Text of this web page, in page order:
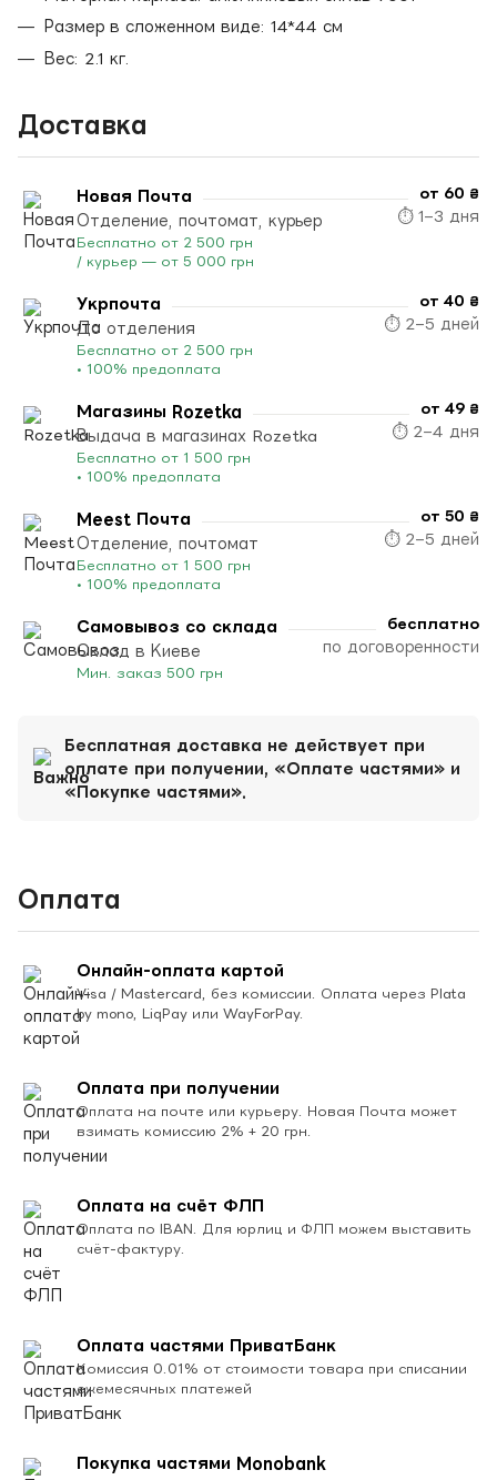
Размер в сложенном виде: 14*44 см
Вес: 2.1 кг.
Доставка
Новая Почта
Отделение, почтомат, курьер
Бесплатно от 2 500 грн
/ курьер — от 5 000 грн
от 60 ₴
⏱ 1–3 дня
Укрпочта
До отделения
Бесплатно от 2 500 грн
• 100% предоплата
от 40 ₴
⏱ 2–5 дней
Магазины Rozetka
Выдача в магазинах Rozetka
Бесплатно от 1 500 грн
• 100% предоплата
от 49 ₴
⏱ 2–4 дня
Meest Почта
Отделение, почтомат
Бесплатно от 1 500 грн
• 100% предоплата
от 50 ₴
⏱ 2–5 дней
Самовывоз со склада
Склад в Киеве
Мин. заказ 500 грн
бесплатно
по договоренности
Бесплатная доставка не действует при
оплате при получении, «Оплате частями» и
«Покупке частями».
Оплата
Онлайн-оплата картой
Visa / Mastercard, без комиссии. Оплата через Plata
by mono, LiqPay или WayForPay.
Оплата при получении
Оплата на почте или курьеру. Новая Почта может
взимать комиссию 2% + 20 грн.
Оплата на счёт ФЛП
Оплата по IBAN. Для юрлиц и ФЛП можем выставить
счёт-фактуру.
Оплата частями ПриватБанк
Комиссия 0.01% от стоимости товара при списании
ежемесячных платежей
Покупка частями Monobank